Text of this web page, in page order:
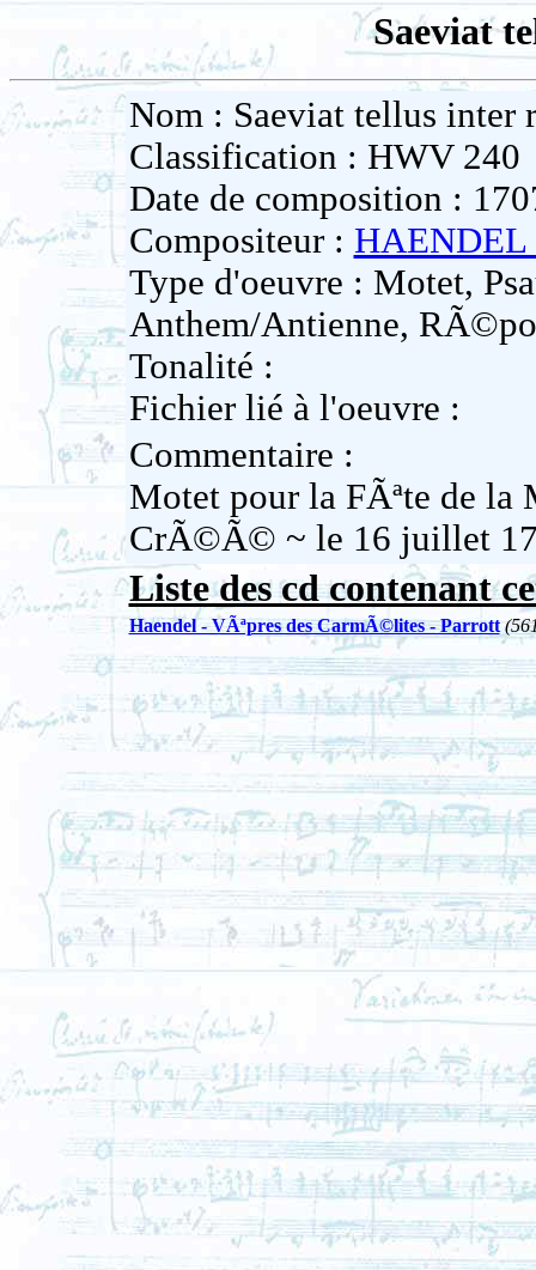
Saeviat
Nom : Saeviat tellus inter
Classification : HWV 240
Date de composition :
Compositeur : HAENDEL
Type d'oeuvre : Motet,
Anthem/Antienne,
Tonalité :
Fichier lié à l'oeuvre :
Commentaire :
Motet pour la FÃªte de la
CrÃ©Ã© ~ le 16 juillet
Liste des cd contenant
Haendel - VÃªpres des CarmÃ©lites - Parrott